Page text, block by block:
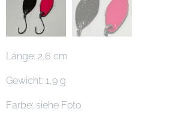
Länge: 2,6 cm
Gewicht: 1,9 g
Farbe: siehe Foto